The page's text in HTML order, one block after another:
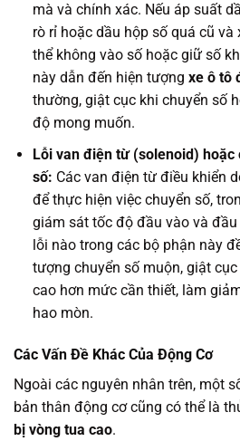
mà và chính xác. Nếu áp suất
rò rỉ hoặc dầu hộp số quá cũ và
thể không vào số hoặc giữ số
này dẫn đến hiện tượng xe ô tô
thường, giật cục khi chuyển số
độ mong muốn.
Lỗi van điện từ (solenoid) hoặc
số: Các van điện từ điều khiển
để thực hiện việc chuyển số,
giám sát tốc độ đầu vào và
lỗi nào trong các bộ phận này
tượng chuyển số muộn, giật
cao hơn mức cần thiết, làm
hao mòn.
Các Vấn Đề Khác Của Động Cơ
Ngoài các nguyên nhân trên, một
bản thân động cơ cũng có thể là
bị vòng tua cao.